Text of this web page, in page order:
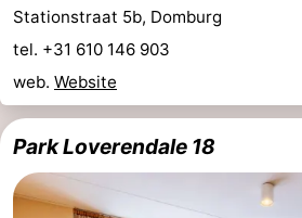
Stationstraat 5b, Domburg
tel. +31 610 146 903
web. Website
Park Loverendale 18